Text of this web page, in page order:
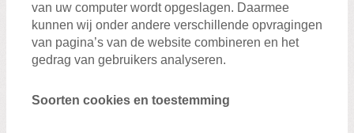
van uw computer wordt opgeslagen. Daarmee
kunnen wij onder andere verschillende opvragingen
van pagina’s van de website combineren en het
gedrag van gebruikers analyseren.
Soorten cookies en toestemming